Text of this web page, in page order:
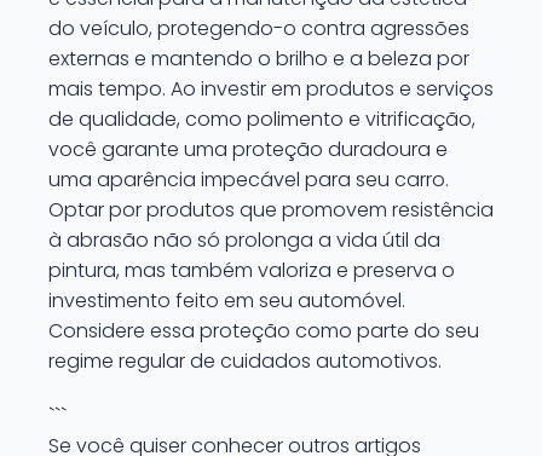
do veículo, protegendo-o contra agressões
externas e mantendo o brilho e a beleza por
mais tempo. Ao investir em produtos e serviços
de qualidade, como polimento e vitrificação,
você garante uma proteção duradoura e
uma aparência impecável para seu carro.
Optar por produtos que promovem resistência
à abrasão não só prolonga a vida útil da
pintura, mas também valoriza e preserva o
investimento feito em seu automóvel.
Considere essa proteção como parte do seu
regime regular de cuidados automotivos.
```
Se você quiser conhecer outros artigos